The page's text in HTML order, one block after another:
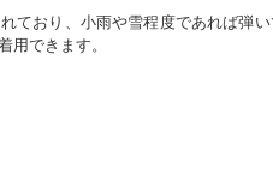
ており、小雨や雪程度であれば弾
用できます。